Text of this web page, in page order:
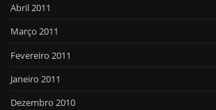
Abril 2011
Março 2011
Fevereiro 2011
Janeiro 2011
Dezembro 2010